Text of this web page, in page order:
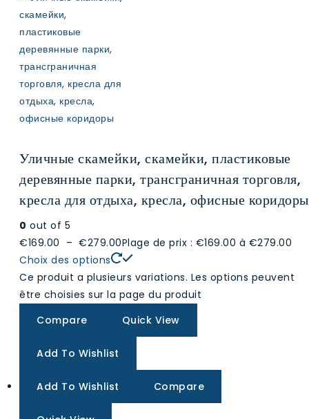
Уличные скамейки, скамейки, пластиковые
деревянные парки, трансграничная торговля,
кресла для отдыха, кресла, офисные коридоры
0 out of 5
€169.00 – €279.00Plage de prix : €169.00 à €279.00
Choix des options
Ce produit a plusieurs variations. Les options peuvent
être choisies sur la page du produit
Compare
Quick View
Add To Wishlist
Add To Wishlist Compare